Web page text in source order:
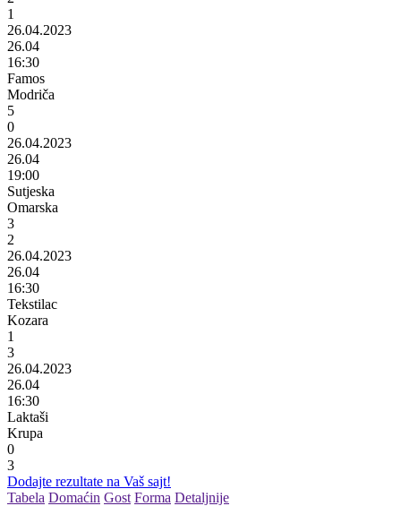
1
26.04.2023
26.04
16:30
Famos
Modriča
5
0
26.04.2023
26.04
19:00
Sutjeska
Omarska
3
2
26.04.2023
26.04
16:30
Tekstilac
Kozara
1
3
26.04.2023
26.04
16:30
Laktaši
Krupa
0
3
Dodajte rezultate na Vaš sajt!
Tabela Domaćin Gost Forma Detaljnije